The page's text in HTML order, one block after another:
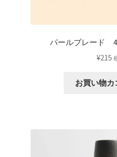
パールブレード
¥215
お買い物カ